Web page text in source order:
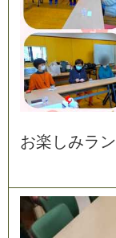
お楽 しみラ ン